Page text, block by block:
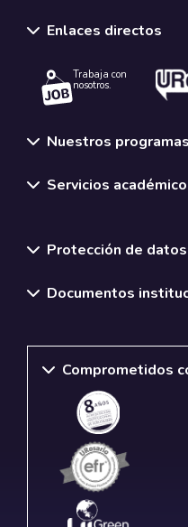
Enlaces directos
Trabaja con
nosotros.
Nuestros programas
Servicios
Protección de datos
Documentos
Comprometidos